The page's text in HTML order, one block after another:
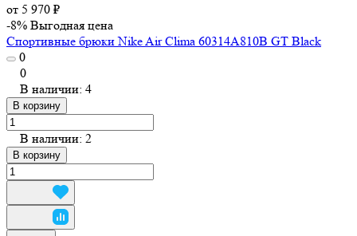
от 5 970 ₽
-8% Выгодная цена
Спортивные брюки Nike Air Clima 60314A810B GT Black
0
0
В наличии: 4
В корзину
В наличии: 2
В корзину